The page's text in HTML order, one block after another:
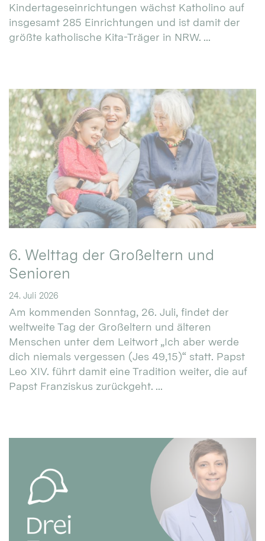
Kindertageseinrichtungen wächst Katholino auf
insgesamt 285 Einrichtungen und ist damit der
größte katholische Kita-Träger in NRW. ...
6. Welttag der Großeltern und
Senioren
24. Juli 2026
Am kommenden Sonntag, 26. Juli, findet der
weltweite Tag der Großeltern und älteren
Menschen unter dem Leitwort „Ich aber werde
dich niemals vergessen (Jes 49,15)“ statt. Papst
Leo XIV. führt damit eine Tradition weiter, die auf
Papst Franziskus zurückgeht. ...